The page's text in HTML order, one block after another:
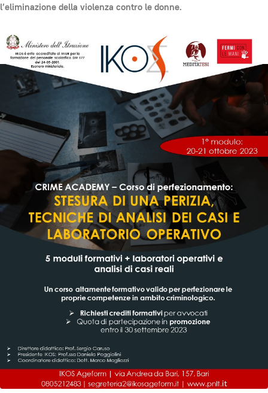
l’eliminazione della violenza contro le donne.